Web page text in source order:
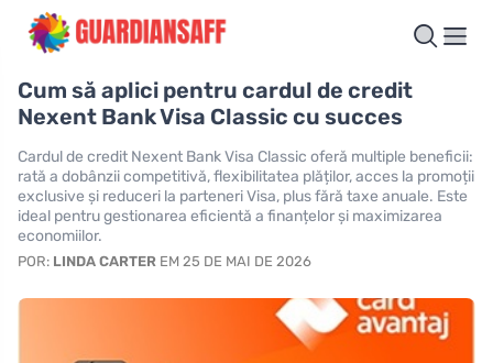
Cum să aplici pentru cardul de credit
Nexent Bank Visa Classic cu succes
Cardul de credit Nexent Bank Visa Classic oferă multiple beneficii:
rată a dobânzii competitivă, flexibilitatea plăților, acces la promoții
exclusive și reduceri la parteneri Visa, plus fără taxe anuale. Este
ideal pentru gestionarea eficientă a finanțelor și maximizarea
economiilor.
POR: LINDA CARTER EM 25 DE MAI DE 2026